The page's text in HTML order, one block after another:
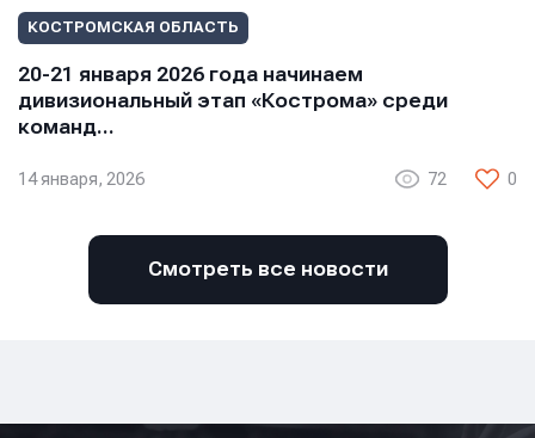
КОСТРОМСКАЯ ОБЛАСТЬ
20-21 января 2026 года начинаем
дивизиональный этап «Кострома» среди
команд…
14 января, 2026 72 0
Смотреть все новости